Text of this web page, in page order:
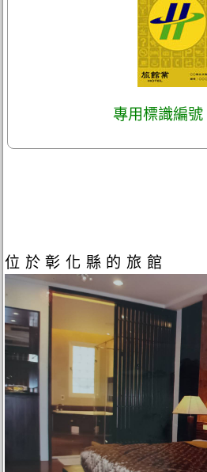
專用標識編號
位於彰化縣的旅館